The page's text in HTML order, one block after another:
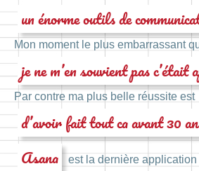
un énorme outils de
Mon moment le plus embarrassant
je ne m’en souvient pas
Par contre ma plus belle réussite est
d’avoir fait tout ca avant 30
Asana
est la dernière application